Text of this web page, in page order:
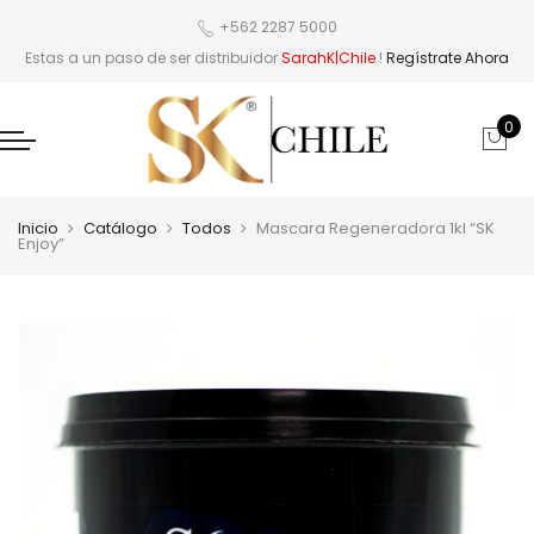
+562 2287 5000
Estas a un paso de ser distribuidorSarahK|Chile ! Regístrate Ahora
0
Inicio Catálogo Todos Mascara Regeneradora 1kl “SK
Enjoy”